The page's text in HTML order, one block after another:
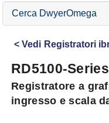
Cerca
DwyerOmega
Vedi Registratori
RD5100-Series
Registratore a
ingresso e scala